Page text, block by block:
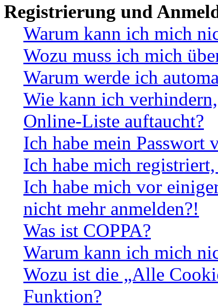
Registrierung und
Warum kann ich mich
Wozu muss ich mich
Warum werde ich
Wie kann ich
Online-Liste auftaucht?
Ich habe mein Passwort
Ich habe mich
Ich habe mich vor
nicht mehr anmelden?!
Was ist COPPA?
Warum kann ich mich
Wozu ist die „Alle
Funktion?